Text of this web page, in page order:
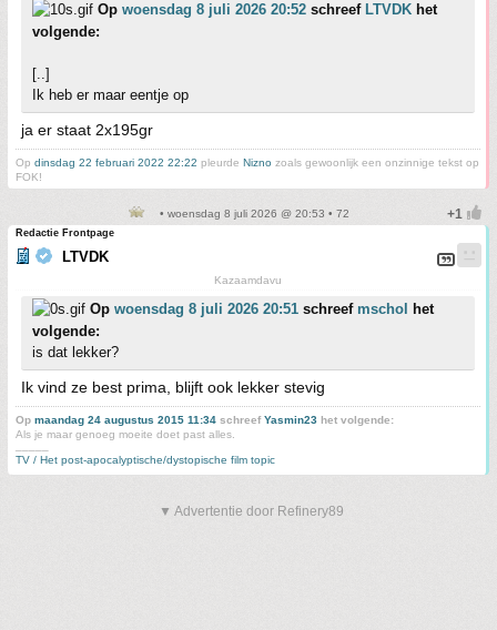
Op woensdag 8 juli 2026 20:52 schreef LTVDK het
volgende:
[..]
Ik heb er maar eentje op
ja er staat 2x195gr
Op dinsdag 22 februari 2022 22:22 pleurde Nizno zoals gewoonlijk een onzinnige tekst op
FOK!
• woensdag 8 juli 2026 @ 20:53 • 72
Redactie Frontpage
LTVDK
Kazaamdavu
Op woensdag 8 juli 2026 20:51 schreef mschol
het
volgende:
is dat lekker?
Ik vind ze best prima, blijft ook lekker stevig
Op maandag 24 augustus 2015 11:34 schreefYasmin23 het volgende:
Als je maar genoeg moeite doet past alles.
TV / Het post-apocalyptische/dystopische film topic
▼ Advertentie door Refinery89